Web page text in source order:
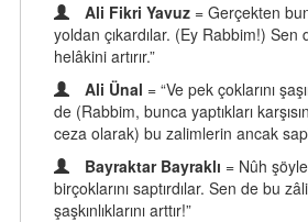
Ali Fikri Yavuz = Gerçekten
yoldan çıkardılar. (Ey Rabbim!)
helâkini artırır.”
Ali Ünal = “Ve pek çoklarını
de (Rabbim, bunca yaptıkları
ceza olarak) bu zalimlerin ancak
Bayraktar Bayraklı = Nûh
birçoklarını saptırdılar. Sen de bu
şaşkınlıklarını arttır!”